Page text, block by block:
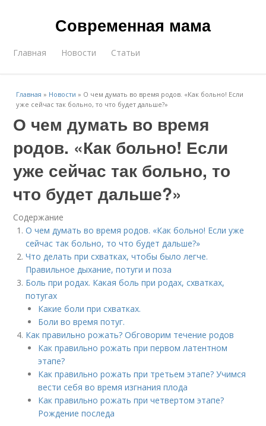
Современная мама
Главная Новости Статьи
Главная » Новости » О чем думать во время родов. «Как больно! Если
уже сейчас так больно, то что будет дальше?»
О чем думать во время
родов. «Как больно! Если
уже сейчас так больно, то
что будет дальше?»
Содержание
О чем думать во время родов. «Как больно! Если уже
сейчас так больно, то что будет дальше?»
Что делать при схватках, чтобы было легче.
Правильное дыхание, потуги и поза
Боль при родах. Какая боль при родах, схватках,
потугах
Какие боли при схватках.
Боли во время потуг.
Как правильно рожать? Обговорим течение родов
Как правильно рожать при первом латентном
этапе?
Как правильно рожать при третьем этапе? Учимся
вести себя во время изгнания плода
Как правильно рожать при четвертом этапе?
Рождение последа